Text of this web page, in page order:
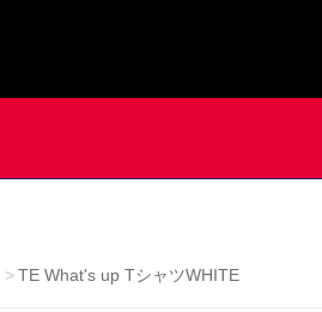
TE What's up TシャツWHITE